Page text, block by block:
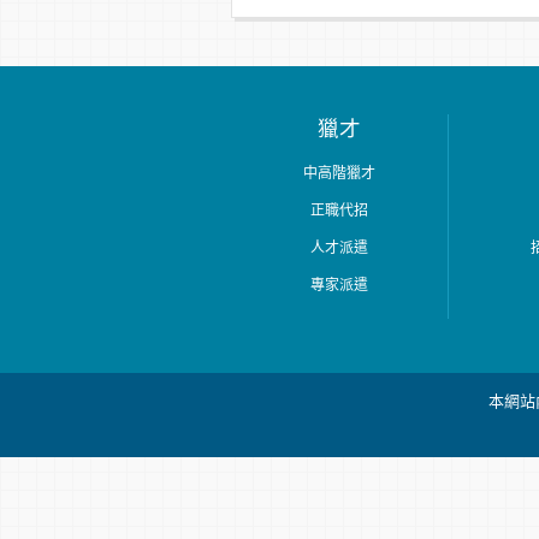
獵才
中高階獵才
正職代招
人才派遣
專家派遣
本網站